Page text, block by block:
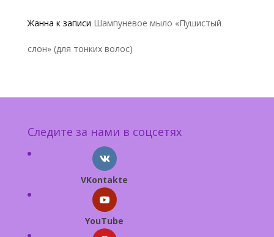
Жанна к записи Шампуневое мыло «Пушистый
слон» (для тонких волос)
Следите за нами в соцсетях
VKontakte
YouTube